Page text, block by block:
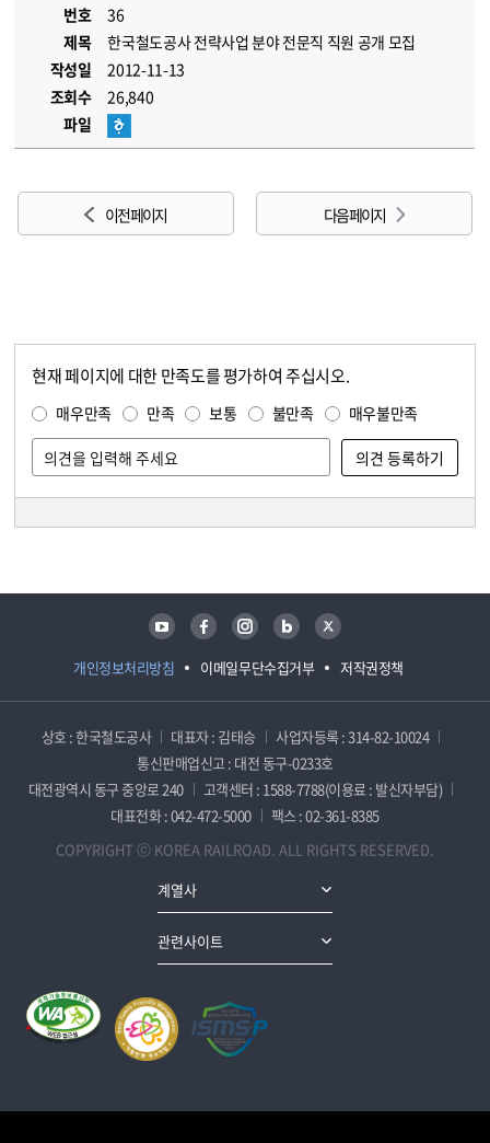
번호
36
제목
한국철도공사 전략사업 분야 전문직 직원 공개 모집
작성일
2012-11-13
조회수
26,840
파일
이전 페이지 다음 페이지
현재 페이지에 대한 만족도를 평가하여 주십시오.
매우만족 만족 보통 불만족 매우불만족
개인정보처리방침 이메일무단수집거부 저작권정책
유튜브 페이스북 인스타그램 블로그 트위터
상호 : 한국철도공사 대표자 : 김태승
사업자등록 : 314-82-10024
통신판매업신고 : 대전 동구-0233호
대전광역시 동구 중앙로 240
고객센터 : 1588-7788(이용료 : 발신자부담)
대표전화 : 042-472-5000
팩스 : 02-361-8385
COPYRIGHT ⓒ KOREA RAILROAD. ALL RIGHTS RESERVED.
계열사
관련사이트